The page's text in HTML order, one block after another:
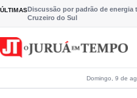
Pular para o conteúdo
ÚLTIMASDiscussão por padrão de
Cruzeiro do Sul
Domingo, 9 de